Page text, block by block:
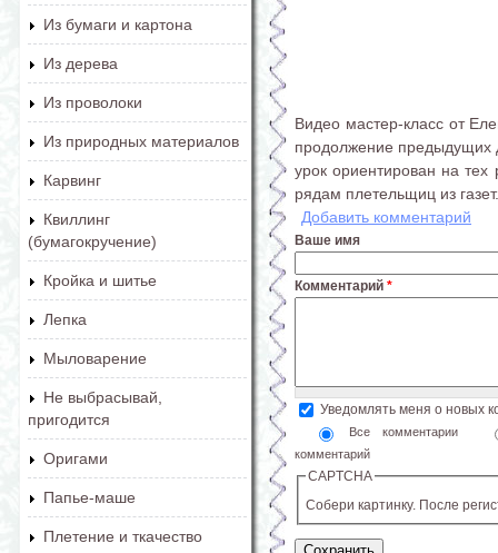
Из бумаги и картона
Из дерева
Из проволоки
Из природных материалов
Карвинг
Квиллинг
(бумагокручение)
Кройка и шитье
Лепка
Мыловарение
Не выбрасывай,
пригодится
Оригами
Папье-маше
Плетение и ткачество
Видео мастер-класс от
продолжение предыдущих
урок ориентирован на
рядам плетельщиц из газет.
Добавить комментарий
Ваше имя
Комментарий *
Уведомлять меня о новых
Все комментарии
комментарий
CAPTCHA
Собери картинку. После